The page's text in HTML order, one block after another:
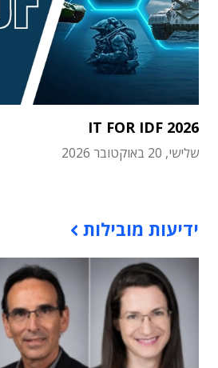
IT FOR IDF 2026
שלישי, 20 באוקטובר 2026
ידיעות מובילות